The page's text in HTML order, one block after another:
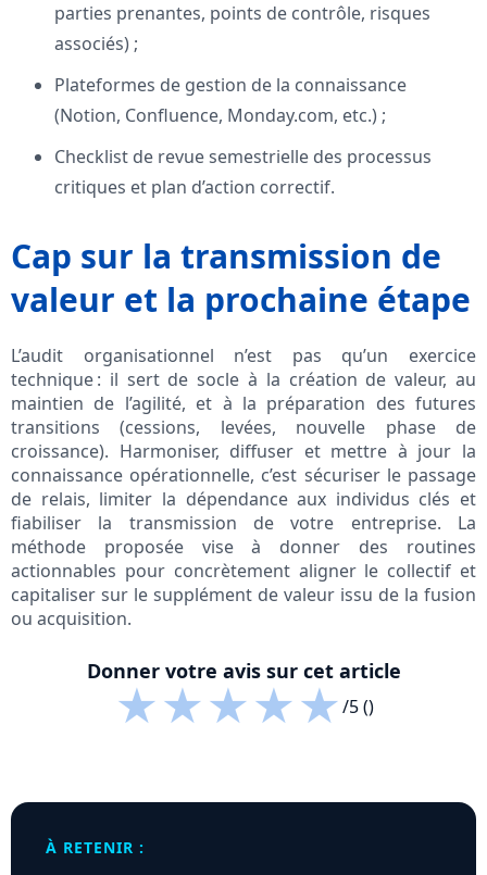
parties prenantes, points de contrôle, risques
associés) ;
Plateformes de gestion de la connaissance
(Notion, Confluence, Monday.com, etc.) ;
Checklist de revue semestrielle des processus
critiques et plan d’action correctif.
Cap sur la transmission de
valeur et la prochaine étape
L’audit organisationnel n’est pas qu’un exercice
technique : il sert de socle à la création de valeur, au
maintien de l’agilité, et à la préparation des futures
transitions (cessions, levées, nouvelle phase de
croissance). Harmoniser, diffuser et mettre à jour la
connaissance opérationnelle, c’est sécuriser le passage
de relais, limiter la dépendance aux individus clés et
fiabiliser la transmission de votre entreprise. La
méthode proposée vise à donner des routines
actionnables pour concrètement aligner le collectif et
capitaliser sur le supplément de valeur issu de la fusion
ou acquisition.
Donner votre avis sur cet article
★★★★★/5 ()
À RETENIR :